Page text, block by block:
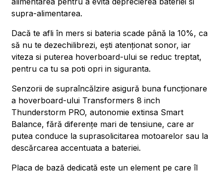
supra-alimentarea.
Dacă te afli în mers si bateria scade până la 10%, ca
să nu te dezechilibrezi, ești atenționat sonor, iar
viteza si puterea hoverboard-ului se reduc treptat,
pentru ca tu sa poti opri in siguranta.
Senzorii de supraîncălzire asigură buna funcționare
a hoverboard-ului Transformers 8 inch
Thunderstorm PRO, autonomie extinsa Smart
Balance, fără diferențe mari de tensiune, care ar
putea conduce la suprasolicitarea motoarelor sau la
descărcarea accentuata a bateriei.
Placa de bază dedicată este un element pe care îl